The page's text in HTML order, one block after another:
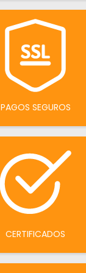
PAGOS SEGUROS
CERTIFICADOS